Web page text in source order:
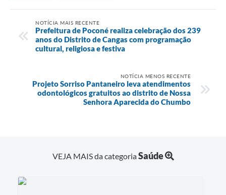
NOTÍCIA MAIS RECENTE
Prefeitura de Poconé realiza celebração dos 239
anos do Distrito de Cangas com programação
cultural, religiosa e festiva
NOTÍCIA MENOS RECENTE
Projeto Sorriso Pantaneiro leva atendimentos
odontológicos gratuitos ao distrito de Nossa
Senhora Aparecida do Chumbo
VEJA MAIS da categoriaSaúde